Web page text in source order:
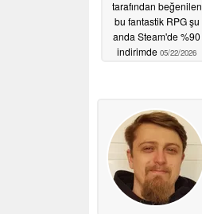
tarafından beğenilen
bu fantastik RPG şu
anda Steam'de %90
indirimde 05/22/2026